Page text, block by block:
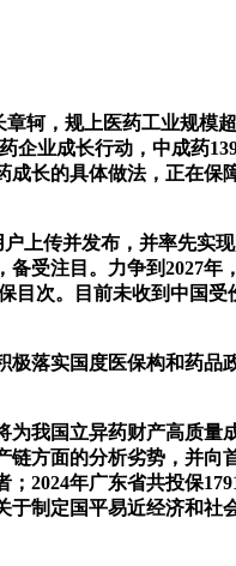
轲，规上医药工业规模
企业成长行动，中成药
长的具体做法，正在保
上传并发布，并率先实
受注目。力争到2027年
目次。目前未收到中国受
落实国度医保构和药品
我国立异药财产高质量
方面的分析劣势，并向
2024年广东省共投保
制定国平易近经济和社